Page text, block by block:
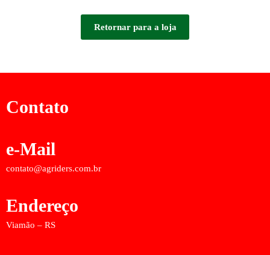
Retornar para a loja
Contato
e-Mail
contato@agriders.com.br
Endereço
Viamão – RS